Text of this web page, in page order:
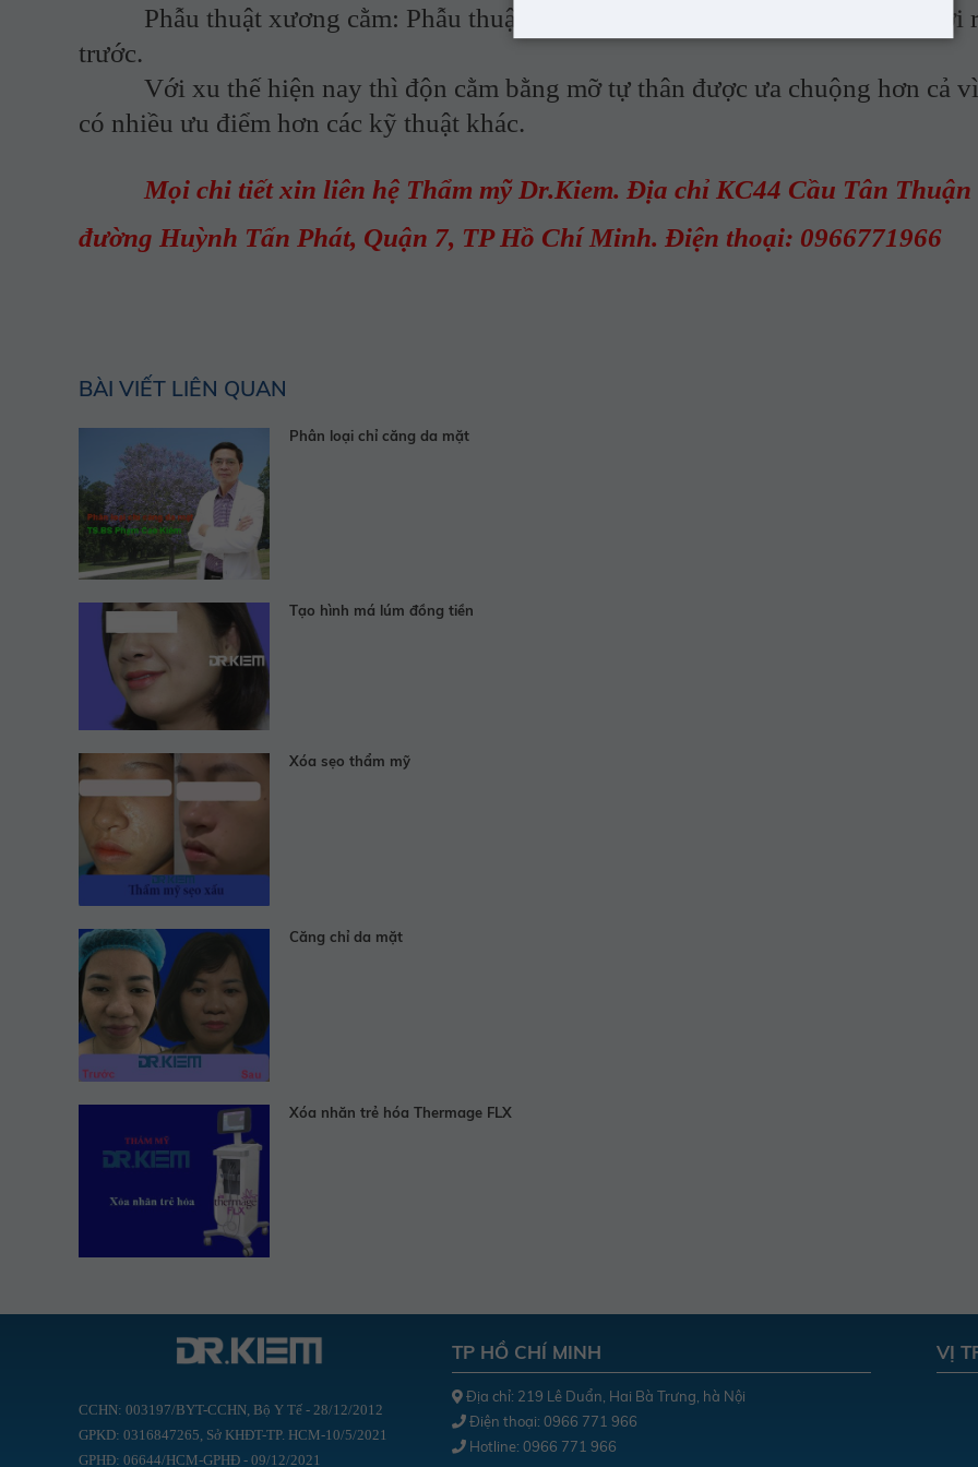
Phẫu thuật xương cằm: Phẫu thuật để đẩy phần trước của xương hàm dưới
trước.
Với xu thế hiện nay thì độn cằm bằng mỡ tự thân được ưa chuộng hơn cả
có nhiều ưu điểm hơn các kỹ thuật khác.
Mọi chi tiết xin liên hệ Thẩm mỹ Dr.Kiem. Địa chỉ KC44 Cầu Tân Thuận
đường Huỳnh Tấn Phát, Quận 7, TP Hồ Chí Minh. Điện thoại: 0966771966
BÀI VIẾT LIÊN QUAN
Phân loại chỉ căng da mặt
Tạo hình má lúm đồng tiền
Xóa sẹo thẩm mỹ
Căng chỉ da mặt
Xóa nhăn trẻ hóa Thermage FLX
CCHN: 003197/BYT-CCHN, Bộ Y Tế - 28/12/2012
GPKD: 0316847265, Sở KHĐT-TP. HCM-10/5/2021
GPHĐ: 06644/HCM-GPHĐ - 09/12/2021
TP HỒ CHÍ MINH
Địa chỉ: 219 Lê Duẩn, Hai Bà Trưng, hà Nội
Điện thoại: 0966 771 966
Hotline: 0966 771 966
VỊ